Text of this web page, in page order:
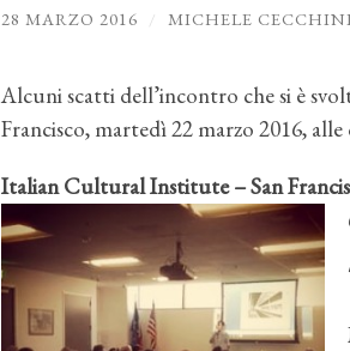
28 MARZO 2016 / MICHELE
Alcuni scatti dell’incontro che si è
Francisco, martedì 22 marzo 2016,
Italian Cultural Institute – San